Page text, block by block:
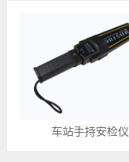
车站手持安检仪